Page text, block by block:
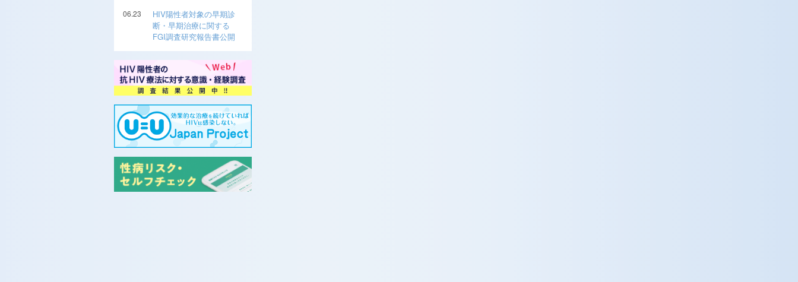
06.23
HIV陽性者対象の早期診
断・早期治療に関する
FGI調査研究報告書公開